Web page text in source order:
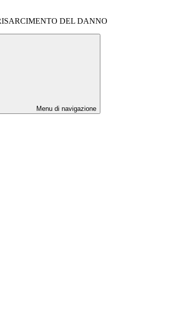
DEL DANNO
Menu di navigazione